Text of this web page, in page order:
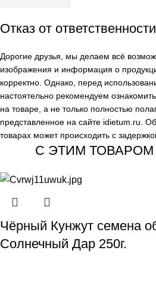
Отказ от ответственности
Дорогие друзья, мы делаем всё
изображения и информация о
корректно. Однако, перед
настоятельно рекомендуем
на товаре, а не только полностью
представленное на сайте idietum.ru .
товарах может происходить с
С ЭТИМ
Чёрный Кунжут семена
Солнечный Дар 250г.